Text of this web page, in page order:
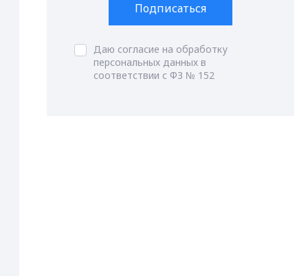
Подписаться
Даю согласие на обработку
персональных данных в
соответствии с ФЗ № 152